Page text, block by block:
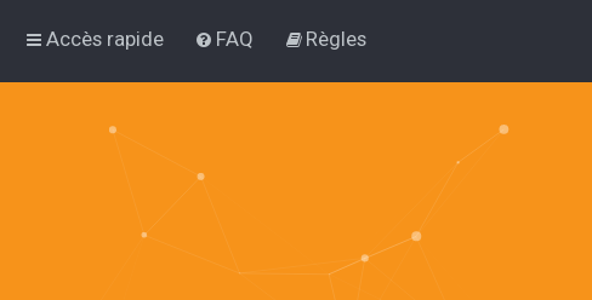
Accès rapide FAQ Règles